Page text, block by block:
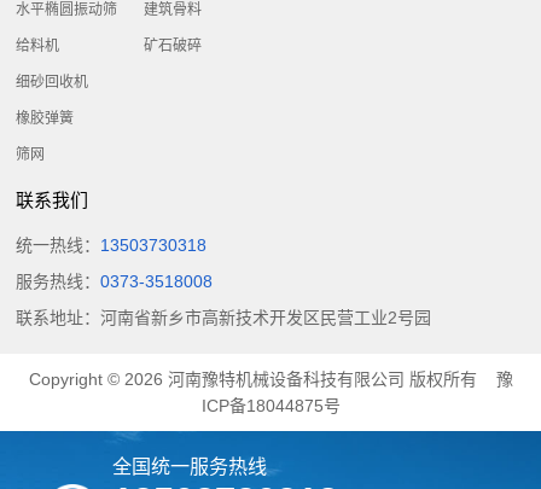
水平椭圆振动筛
给料机
细砂回收机
橡胶弹簧
筛网
建筑骨料
矿石破碎
联系我们
统一热线： 13503730318
服务热线：0373-3518008
联系地址：河南省新乡市高新技术开发区民营工业2号园
Copyright © 2026 河南豫特机械设备科技有限公司 版权所有 豫
ICP备18044875号
全国统一服务热线